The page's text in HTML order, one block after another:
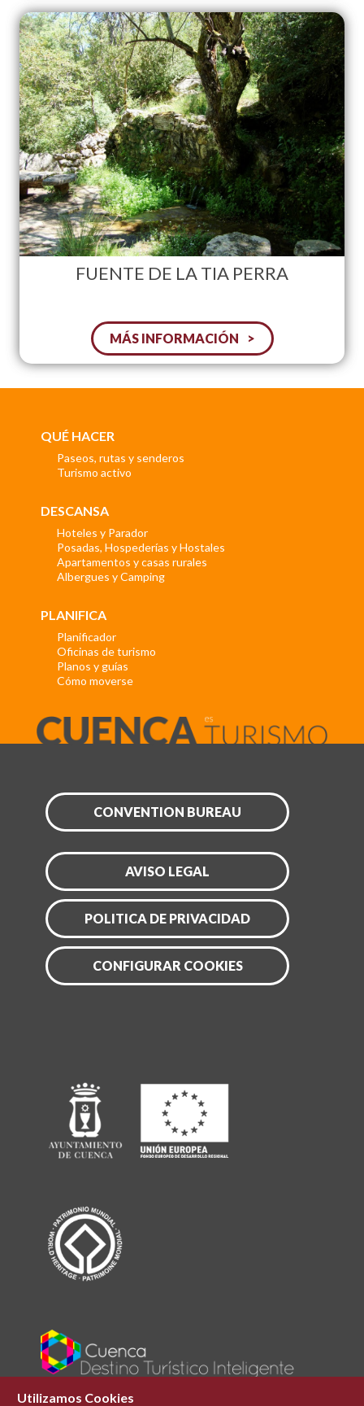
FUENTE DE LA TIA PERRA
MÁS INFORMACIÓN
QUÉ HACER
Paseos, rutas y senderos
Turismo activo
DESCANSA
Hoteles y Parador
Posadas, Hospederías y Hostales
Apartamentos y casas rurales
Albergues y Camping
PLANIFICA
Planificador
Oficinas de turismo
Planos y guías
Cómo moverse
CONVENTION BUREAU
AVISO LEGAL
POLITICA DE PRIVACIDAD
CONFIGURAR COOKIES
Utilizamos Cookies